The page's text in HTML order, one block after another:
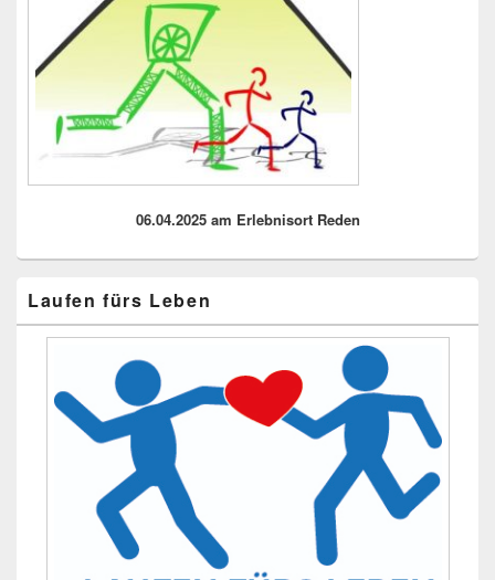
06.04.2025 am Erlebnisort Reden
Laufen fürs Leben